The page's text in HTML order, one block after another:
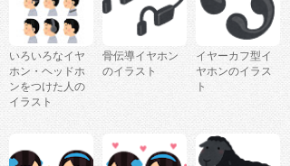
いろいろなイヤ
ホン・ヘッドホ
ンをつけた人の
イラスト
骨伝導イヤホン
のイラスト
イヤーカフ型イ
ヤホンのイラス
ト